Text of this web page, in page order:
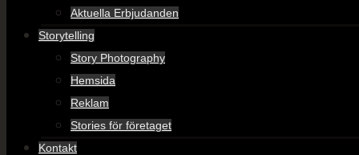
Aktuella Erbjudanden
Storytelling
Story Photography
Hemsida
Reklam
Stories för företaget
Kontakt